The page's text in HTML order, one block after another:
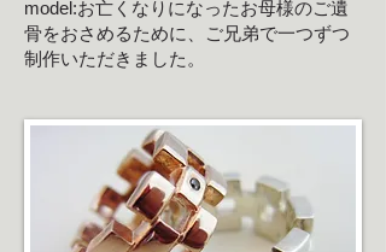
model:お亡くなりになったお母様のご遺
骨をおさめるために、ご兄弟で一つずつ
制作いただきました。